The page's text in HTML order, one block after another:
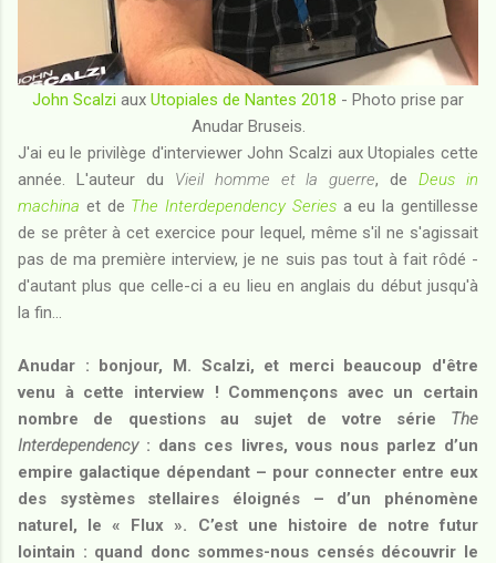
John Scalzi aux Utopiales de Nantes 2018 - Photo prise par
Anudar Bruseis.
J'ai eu le privilège d'interviewer John Scalzi aux Utopiales cette
année. L'auteur du Vieil homme et la guerre, deDeus in
machina et de The Interdependency Seriesa eu la gentillesse
de se prêter à cet exercice pour lequel, même s'il ne s'agissait
pas de ma première interview, je ne suis pas tout à fait rôdé -
d'autant plus que celle-ci a eu lieu en anglais du début jusqu'à
la fin...
Anudar : bonjour, M. Scalzi, et merci beaucoup d'être
venu à cette interview ! Commençons avec un certain
nombre de questions au sujet de votre série The
Interdependency: dans ces livres, vous nous parlez d’un
empire galactique dépendant – pour connecter entre eux
des systèmes stellaires éloignés – d’un phénomène
naturel, le « Flux ». C’est une histoire de notre futur
lointain : quand donc sommes-nous censés découvrir le